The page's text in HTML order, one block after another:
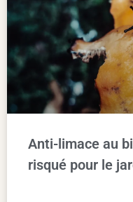
Anti-limace au
risqué pour le